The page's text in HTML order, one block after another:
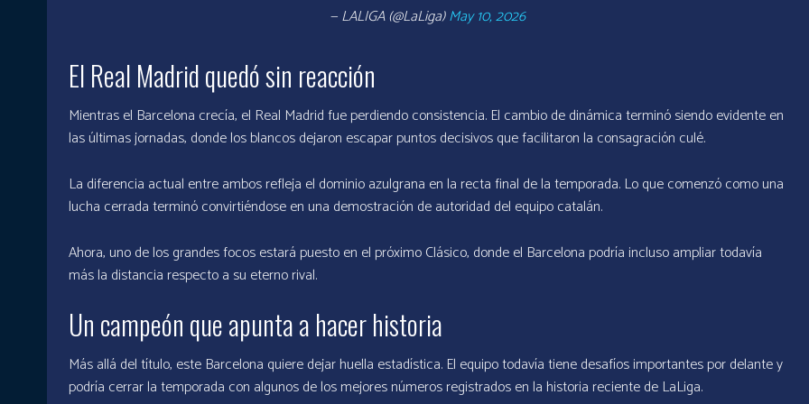
— LALIGA (@LaLiga)May 10, 2026
El Real Madrid quedó sin reacción
Mientras el Barcelona crecía, el Real Madrid fue perdiendo consistencia. El cambio de dinámica terminó siendo evidente en
las últimas jornadas, donde los blancos dejaron escapar puntos decisivos que facilitaron la consagración culé.
La diferencia actual entre ambos refleja el dominio azulgrana en la recta final de la temporada. Lo que comenzó como una
lucha cerrada terminó convirtiéndose en una demostración de autoridad del equipo catalán.
Ahora, uno de los grandes focos estará puesto en el próximo Clásico, donde el Barcelona podría incluso ampliar todavía
más la distancia respecto a su eterno rival.
Un campeón que apunta a hacer historia
Más allá del título, este Barcelona quiere dejar huella estadística. El equipo todavía tiene desafíos importantes por delante y
podría cerrar la temporada con algunos de los mejores números registrados en la historia reciente de LaLiga.